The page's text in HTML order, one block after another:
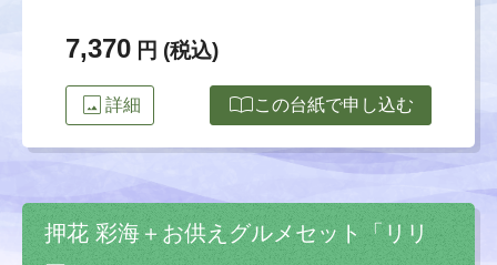
7,370 円 (税込)
image 詳細 import_contactsこの台紙で申し込む
押花 彩海＋お供えグルメセット「リリ